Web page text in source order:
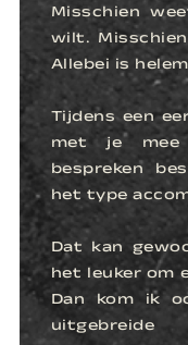
Misschien
wilt.
Allebei is
Tijdens een
met je mee
bespreken
het type
Dat kan
het leuker om
Dan kom ik